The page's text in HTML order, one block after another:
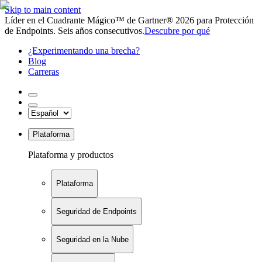
Skip to main content
Líder en el Cuadrante Mágico™ de Gartner® 2026 para Protección
de Endpoints. Seis años consecutivos.Descubre por qué
¿Experimentando una brecha?
Blog
Carreras
Plataforma
Plataforma y productos
Plataforma
Seguridad de Endpoints
Seguridad en la Nube